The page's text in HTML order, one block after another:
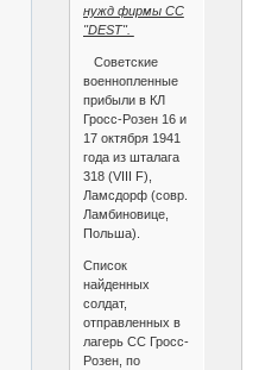
нужд фирмы СС
"DEST".
Советские
военнопленные
прибыли в КЛ
Гросс-Розен 16 и
17 октября 1941
года из шталага
318 (VIII F),
Ламсдорф (совр.
Ламбиновице,
Польша).
Список
найденных
солдат,
отправленных в
лагерь СС Гросс-
Розен, по